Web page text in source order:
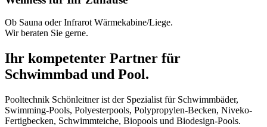
Ob Sauna oder Infrarot Wärmekabine/Liege.
Wir beraten Sie gerne.
Ihr kompetenter Partner für
Schwimmbad und Pool.
Pooltechnik Schönleitner ist der Spezialist für Schwimmbäder,
Swimming-Pools, Polyesterpools, Polypropylen-Becken, Niveko-
Fertigbecken, Schwimmteiche, Biopools und Biodesign-Pools.